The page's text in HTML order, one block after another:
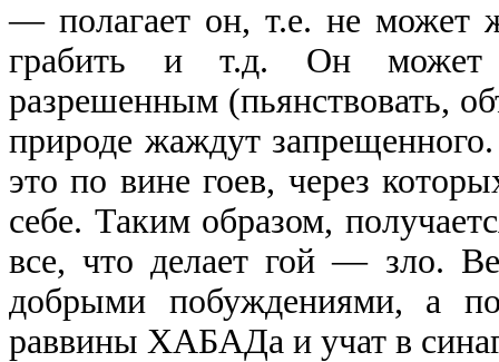
— полагает он, т.е. не может
грабить и т.д. Он может
разрешенным (пьянствовать,
природе жаждут
это по вине гоев, через
себе. Таким образом,
все, что делает гой — зло.
добрыми побуждениями, а
раввины ХАБАДа и учат в